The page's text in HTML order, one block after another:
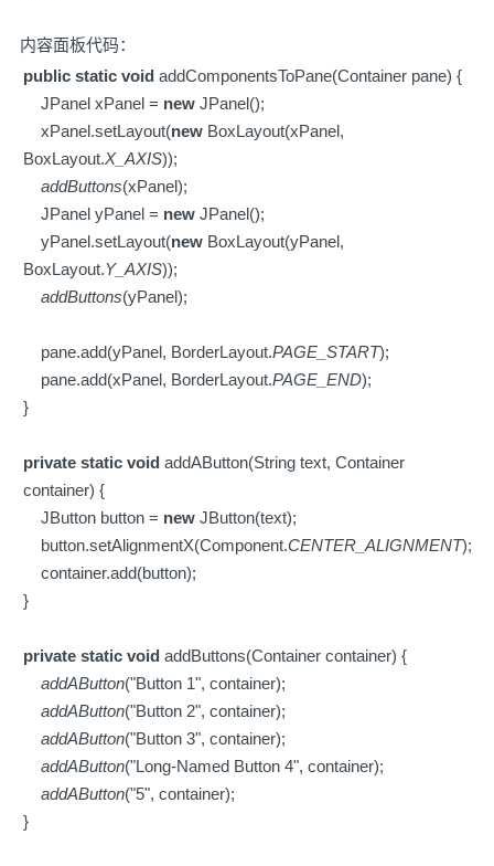
内容面板代码：
public static void addComponentsToPane(Container pane) {
JPanel xPanel = new JPanel();
xPanel.setLayout(new BoxLayout(xPanel,
BoxLayout.X_AXIS));
addButtons(xPanel);
JPanel yPanel = new JPanel();
yPanel.setLayout(new BoxLayout(yPanel,
BoxLayout.Y_AXIS));
addButtons(yPanel);
pane.add(yPanel, BorderLayout.PAGE_START);
pane.add(xPanel, BorderLayout.PAGE_END);
}
private static void addAButton(String text, Container
container) {
JButton button = new JButton(text);
button.setAlignmentX(Component.CENTER_ALIGNMENT);
container.add(button);
}
private static void addButtons(Container container) {
addAButton("Button 1", container);
addAButton("Button 2", container);
addAButton("Button 3", container);
addAButton("Long-Named Button 4", container);
addAButton("5", container);
}